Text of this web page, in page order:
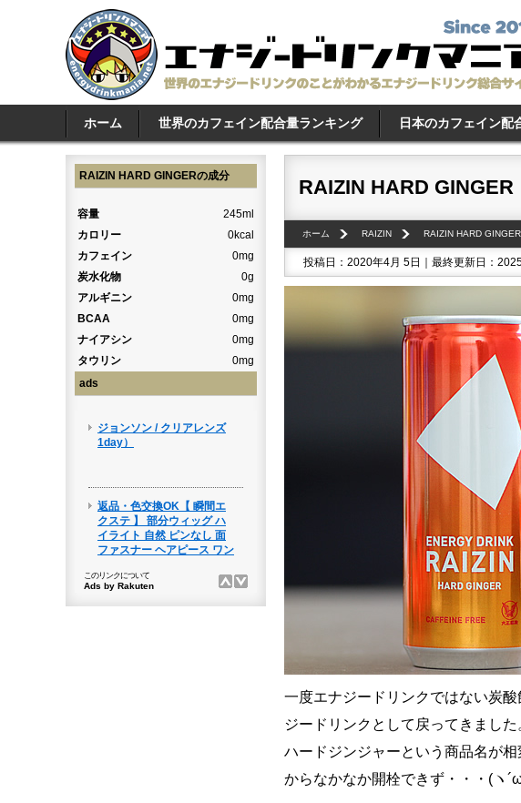
ホーム 世界のカフェイン配合量ランキング 日本のカフェイン配
RAIZIN HARD GINGER
ホーム RAIZIN RAIZIN HARD GINGER
投稿日：2020年4月 5日｜最終更新日：
一度エナジードリンクではない炭
ジードリンクとして戻ってきました
ハードジンジャーという商品名が
からなかなか開栓できず・・・(ヽ
RAIZIN HARD GINGERの成分
容量
245ml
カロリー
0kcal
カフェイン
0mg
炭水化物
0g
アルギニン
0mg
BCAA
0mg
ナイアシン
0mg
タウリン
0mg
ads